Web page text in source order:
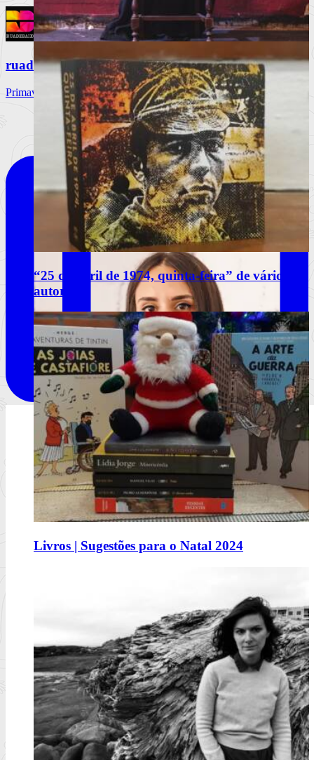
A vida, de robe e ao som de uma marcha
Livros da Semana
Entrevistas & Especiais
“25 de abril de 1974, quinta-feira” de vários
autores
Livros | Sugestões para o Natal 2024
Comerás flores, de Lucía Solla Sobral
A mecânica da manipulação
ruadebaixo
Primavera Sound Porto, dia 3. @primaverasound_port